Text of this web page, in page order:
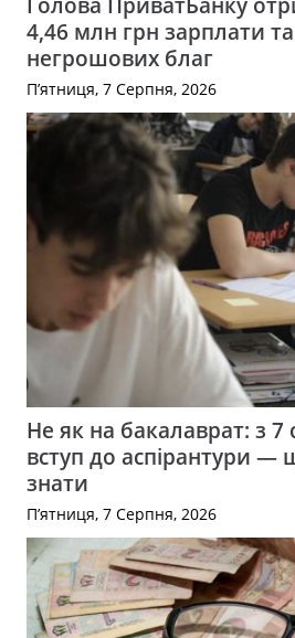
4,46 млн грн зарплати
негрошових благ
П’ятниця, 7 Серпня, 2026
Не як на бакалаврат: з 7
вступ до аспірантури
знати
П’ятниця, 7 Серпня, 2026